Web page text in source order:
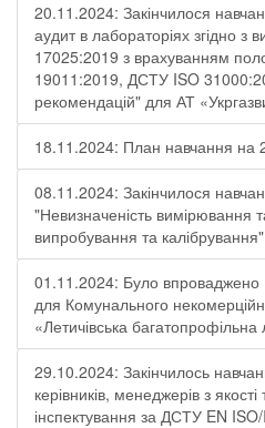
20.11.2024: Закінчилося
аудит в лабораторіях згідно
17025:2019 з врахуванням
19011:2019, ДСТУ ISO
рекомендацій" для АТ
18.11.2024: План навчання на
08.11.2024: Закінчилося
"Невизначеність вимірювання
випробування та калібрування"
01.11.2024: Було впроваджено
для Комунального
«Летичівська багатопрофільна
29.10.2024: Закінчилось
керівників, менеджерів з якості
інспектування за ДСТУ EN